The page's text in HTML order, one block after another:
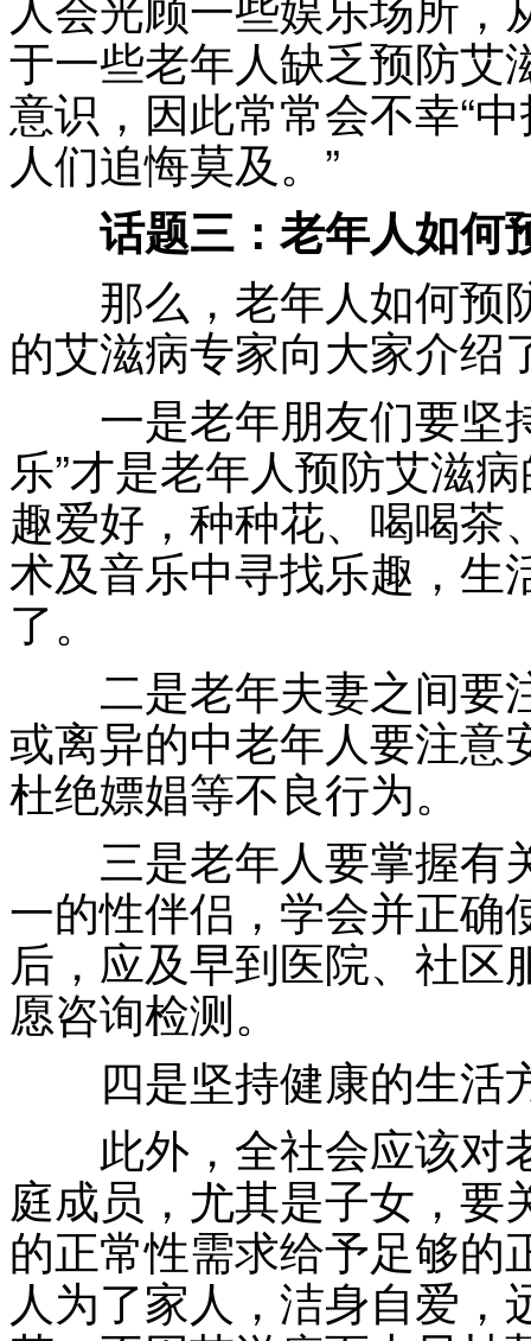
于一些老年人缺乏预防艾
意识，因此常常会不幸“
人们追悔莫及。”
话题三：老年人如何
那么，老年人如何预
的艾滋病专家向大家介绍
一是老年朋友们要坚
乐”才是老年人预防艾滋
趣爱好，种种花、喝喝茶
术及音乐中寻找乐趣，生
了。
二是老年夫妻之间要
或离异的中老年人要注意
杜绝嫖娼等不良行为。
三是老年人要掌握有
一的性伴侣，学会并正确
后，应及早到医院、社
愿咨询检测。
四是坚持健康的生活
此外，全社会应该对
庭成员，尤其是子女，
的正常性需求给予足够的
人为了家人，洁身自爱